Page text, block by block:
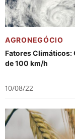
AGRONEGÓCIO
Fatores Climáticos:
de 100 km/h
10/08/22